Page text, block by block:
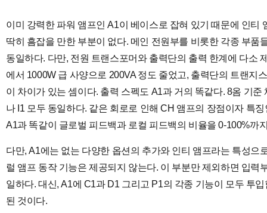
이미 강력한 파워 앰프인 A1이 베이스로 잡혀 있기 때문에 인티
딱히 흠잡을 만한 부분이 없다. 메인 전원부를 비롯한 각종 부품
동일하다. 다만, 전원 트랜스포머와 출력단의 출력 한계에 다소
에서 1000W 급 사양으로 200VA 정도 줄었고, 출력단의 트랜지
이 차이가 있는 셈이다. 출력 스펙도 A1과 거의 똑같다. 8옴 기
나 I1 모두 동일하다. 같은 회로로 인해 CH 앰프의 장점이자 특
A1과 똑같이 글로벌 피드백과 로컬 피드백의 비율을 0-100%까
다만, A1에는 없는 다양한 옵션의 추가와 인티 앰프라는 특성으
럴 앰프 동작 기능은 제공되지 않는다. 이 부분만 제외하면 입력
일하다. 대신, A1에 C1과 D1 그리고 P1의 각종 기능이 모두 투
된 것이다.